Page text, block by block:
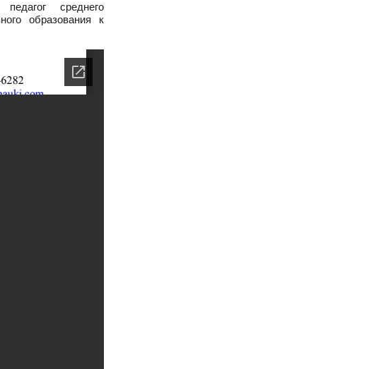
среднего
образования к